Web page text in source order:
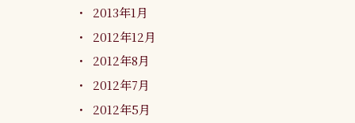
2013年1月
2012年12月
2012年8月
2012年7月
2012年5月